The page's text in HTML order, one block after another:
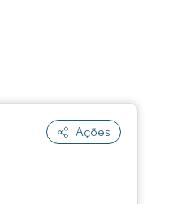
Ações